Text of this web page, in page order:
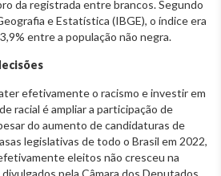
da registrada entre brancos. Segundo
e Estatística (IBGE), o índice era
entre a população não negra.
efetivamente o racismo e investir em
racial é ampliar a participação de
do aumento de candidaturas de
legislativas de todo o Brasil em 2022,
eleitos não cresceu na
pela Câmara dos Deputados